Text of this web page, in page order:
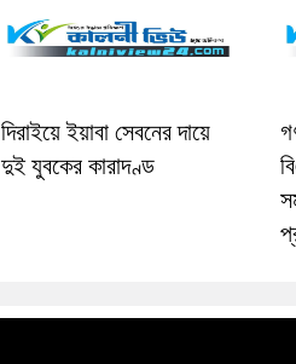
দিরাইয়ে ইয়াবা সেবনের দায়ে
দুই যুবকের কারাদণ্ড